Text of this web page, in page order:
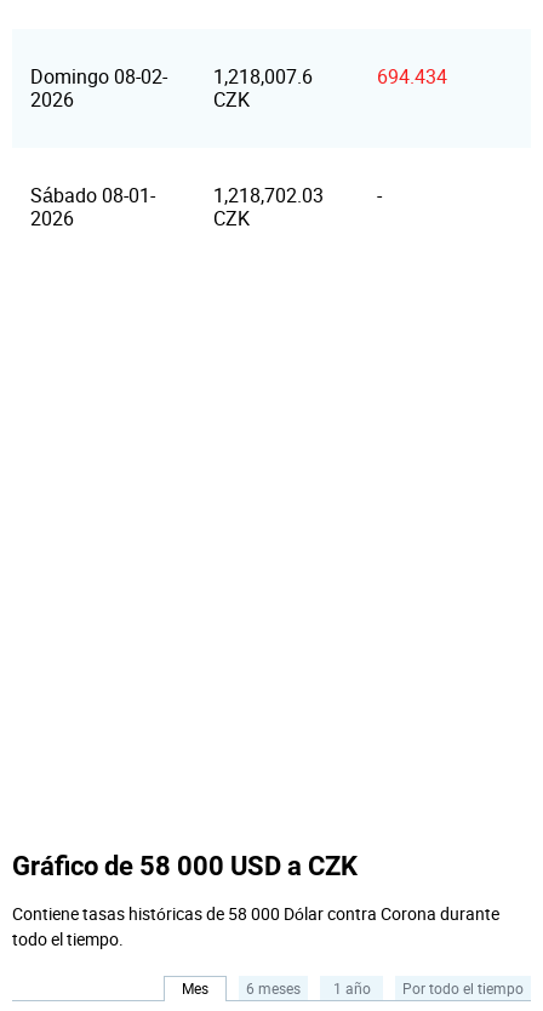
Domingo 08-02-
2026
1,218,007.6
CZK
694.434
Sábado 08-01-
2026
1,218,702.03
CZK
-
Gráfico de 58 000 USD a CZK
Contiene tasas históricas de 58 000 Dólar contra Corona durante
todo el tiempo.
Mes 6 meses 1 año Por todo el tiempo